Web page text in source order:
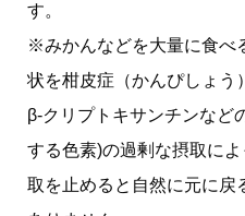
す。
※みかんなどを大量に食べ
状を柑皮症（かんぴしょう
β-クリプトキサンチンなど
する色素)の過剰な摂取に
取を止めると自然に元に戻